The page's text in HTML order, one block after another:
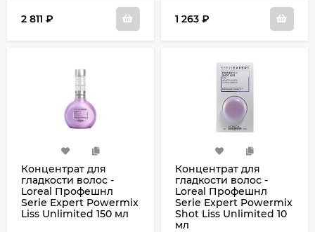
2 811 ₽ 1 263 ₽
Концентрат для
гладкости волос -
Loreal Профешнл
Serie Expert Powermix
Liss Unlimited 150 мл
Концентрат для
гладкости волос -
Loreal Профешнл
Serie Expert Powermix
Shot Liss Unlimited 10
мл